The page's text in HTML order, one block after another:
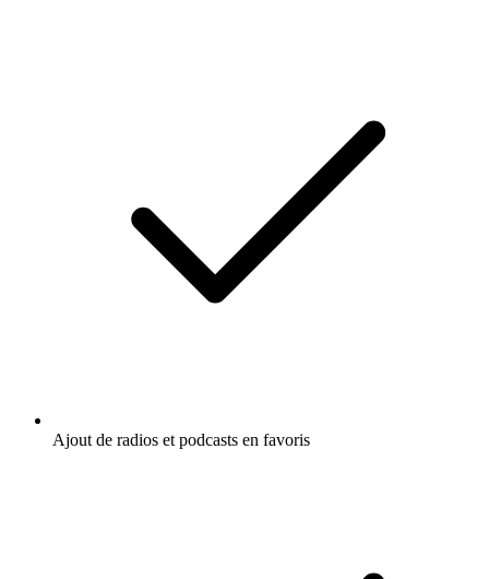
Ajout de radios et podcasts en favoris